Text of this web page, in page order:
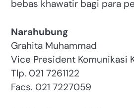
bebas khawatir bagi para
Narahubung
Grahita Muhammad
Vice President Komunikasi
Tlp. 021 7261122
Facs. 021 7227059